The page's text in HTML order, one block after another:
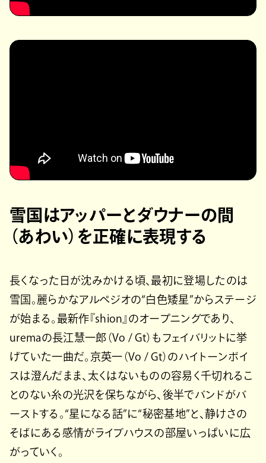
雪国はアッパーとダウナーの間
（あわい）を正確に表現する
長くなった日が沈みかける頃、最初に登場したのは
雪国。麗らかなアルペジオの“白色矮星”からステージ
が始まる。最新作『shion』のオープニングであり、
uremaの長江慧一郎（Vo / Gt）もフェイバリットに挙
げていた一曲だ。京英一（Vo / Gt）のハイトーンボイ
スは澄んだまま、太くはないものの容易く千切れるこ
とのない糸の光沢を保ちながら、後半でバンドがバ
ーストする。“星になる話”に“秘密基地”と、静けさの
そばにある感情がライブハウスの部屋いっぱいに広
がっていく。